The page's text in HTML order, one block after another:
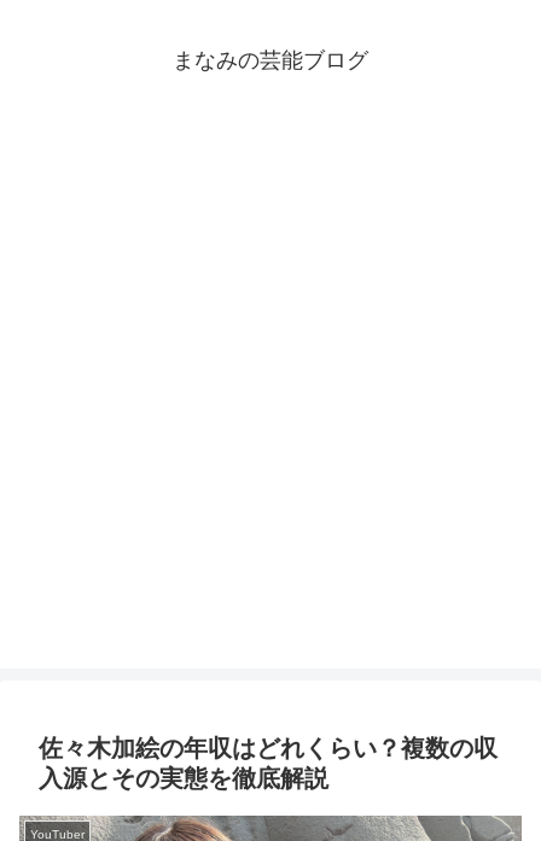
まなみの芸能ブログ
佐々木加絵の年収はどれくらい？複数の収
入源とその実態を徹底解説
YouTuber